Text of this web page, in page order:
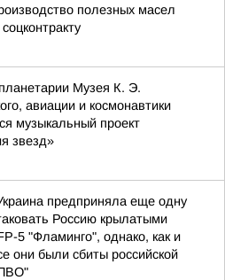
полезных масел
Музея К. Э.
авиации и космонавтики
музыкальный проект
звезд»
предприняла еще одну
Россию крылатыми
5 "Фламинго", однако, как и
они были сбиты российской